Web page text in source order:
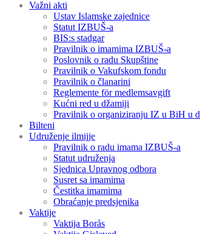
Važni akti
Ustav Islamske zajednice
Statut IZBUŠ-a
BIS:s stadgar
Pravilnik o imamima IZBUŠ-a
Poslovnik o radu Skupštine
Pravilnik o Vakufskom fondu
Pravilnik o članarini
Reglemente för medlemsavgift
Kućni red u džamiji
Pravilnik o organiziranju IZ u BiH u
Bilteni
Udruženje ilmijje
Pravilnik o radu imama IZBUŠ-a
Statut udruženja
Sjednica Upravnog odbora
Susret sa imamima
Čestitka imamima
Obraćanje predsjenika
Vaktije
Vaktija Borås